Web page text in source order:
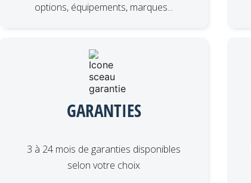
options, équipements, marques...
GARANTIES
3 à 24 mois de garanties disponibles
selon votre choix